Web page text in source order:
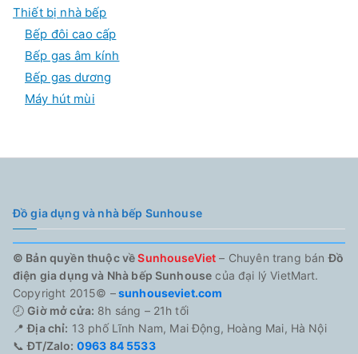
Thiết bị nhà bếp
Bếp đôi cao cấp
Bếp gas âm kính
Bếp gas dương
Máy hút mùi
Đồ gia dụng và nhà bếp Sunhouse
© Bản quyền thuộc vềSunhouseViet – Chuyên trang bánĐồ
điện gia dụng và Nhà bếp Sunhouse của đại lý VietMart.
Copyright 2015© –sunhouseviet.com
🕗Giờ mở cửa: 8h sáng – 21h tối
📍Địa chỉ: 13 phố Lĩnh Nam, Mai Động, Hoàng Mai, Hà Nội
📞ĐT/Zalo: 0963 84 5533